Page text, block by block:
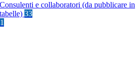
Consulenti e collaboratori (da pubblicare in
tabelle) 33